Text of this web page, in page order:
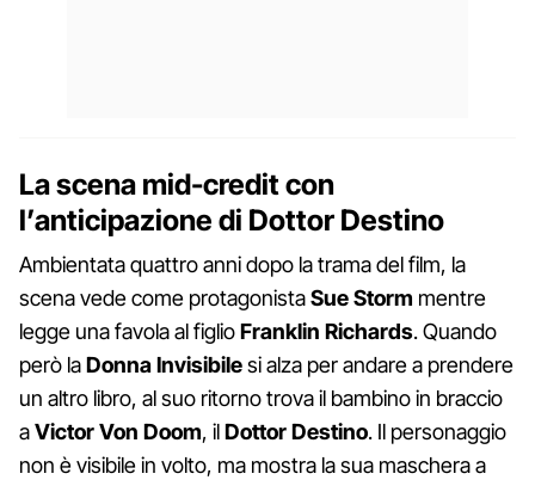
La scena mid-credit con
l’anticipazione di Dottor Destino
Ambientata quattro anni dopo la trama del film, la
scena vede come protagonistaSue Storm mentre
legge una favola al figlioFranklin Richards. Quando
però laDonna Invisibilesi alza per andare a prendere
un altro libro, al suo ritorno trova il bambino in braccio
aVictor Von Doom, ilDottor Destino. Il personaggio
non è visibile in volto, ma mostra la sua maschera a